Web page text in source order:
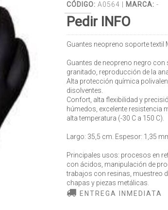
CÓDIGO: A0564 | MARCA: -
Pedir INFO
Guantes neopreno soporte textil
Guantes de neopreno negro
granitado, reproducción de la
Alta protección química
disolventes.
Confort, alta flexibilidad y
húmedos, excelente resistencia
alta temperatura (-30 C a 150 C).
Largo: 35,5 cm. Espesor: 1,35
Principales usos: procesos en
con ácidos, manipulación de
trabajos con resinas, muestreo
chapas y piezas metálicas.
ENTREGA INMEDIATA